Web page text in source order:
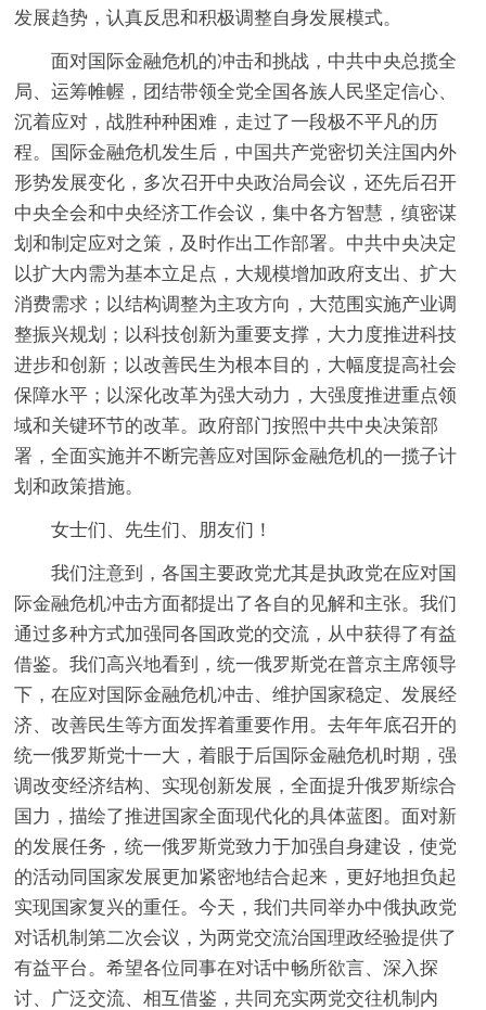
发展趋势，认真反思和积极调整自身发展模式。
面对国际金融危机的冲击和挑战，中共中央总揽全
局、运筹帷幄，团结带领全党全国各族人民坚定信心、
沉着应对，战胜种种困难，走过了一段极不平凡的历
程。国际金融危机发生后，中国共产党密切关注国内外
形势发展变化，多次召开中央政治局会议，还先后召开
中央全会和中央经济工作会议，集中各方智慧，缜密谋
划和制定应对之策，及时作出工作部署。中共中央决定
以扩大内需为基本立足点，大规模增加政府支出、扩大
消费需求；以结构调整为主攻方向，大范围实施产业调
整振兴规划；以科技创新为重要支撑，大力度推进科技
进步和创新；以改善民生为根本目的，大幅度提高社会
保障水平；以深化改革为强大动力，大强度推进重点领
域和关键环节的改革。政府部门按照中共中央决策部
署，全面实施并不断完善应对国际金融危机的一揽子计
划和政策措施。
女士们、先生们、朋友们！
我们注意到，各国主要政党尤其是执政党在应对国
际金融危机冲击方面都提出了各自的见解和主张。我们
通过多种方式加强同各国政党的交流，从中获得了有益
借鉴。我们高兴地看到，统一俄罗斯党在普京主席领导
下，在应对国际金融危机冲击、维护国家稳定、发展经
济、改善民生等方面发挥着重要作用。去年年底召开的
统一俄罗斯党十一大，着眼于后国际金融危机时期，强
调改变经济结构、实现创新发展，全面提升俄罗斯综合
国力，描绘了推进国家全面现代化的具体蓝图。面对新
的发展任务，统一俄罗斯党致力于加强自身建设，使党
的活动同国家发展更加紧密地结合起来，更好地担负起
实现国家复兴的重任。今天，我们共同举办中俄执政党
对话机制第二次会议，为两党交流治国理政经验提供了
有益平台。希望各位同事在对话中畅所欲言、深入探
讨、广泛交流、相互借鉴，共同充实两党交往机制内